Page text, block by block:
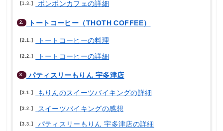
1.3. ポンポンカフェの詳細
2. トートコーヒー（THOTH COFFEE）
2.1. トートコーヒーの料理
2.2. トートコーヒーの詳細
3. パティスリーもりん 宇多津店
3.1. もりんのスイーツバイキングの詳細
3.2. スイーツバイキングの感想
3.3. パティスリーもりん 宇多津店の詳細